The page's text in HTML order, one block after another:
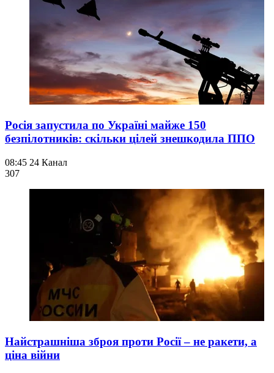
Росія запустила по Україні майже 150
безпілотників: скільки цілей знешкодила ППО
08:45 24 Канал
307
Найстрашніша зброя проти Росії – не ракети, а
ціна війни